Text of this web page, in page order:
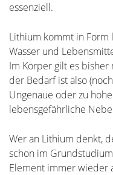
essenziell.
Lithium kommt in Form
Wasser und
Im Körper gilt es
der Bedarf ist also
Ungenaue oder zu
lebensgefährliche
Wer an Lithium denkt,
schon im
Element immer wieder